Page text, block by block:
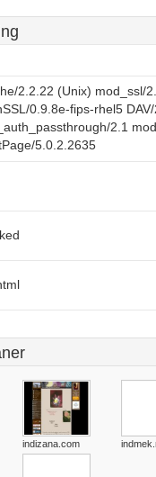
2.2.22 (Unix) mod_ssl/
0.9.8e-fips-rhel5 DAV/
2.1
5.0.2.2635
indizana.com